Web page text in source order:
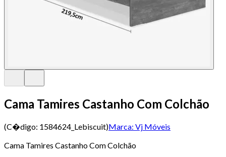
Cama Tamires Castanho Com Colchão
(C�digo: 1584624_Lebiscuit)Marca: Vj Móveis
Cama Tamires Castanho Com Colchão